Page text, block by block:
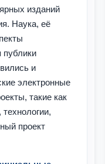
изданий
Наука, её
публики
и
электронные
такие как
проект